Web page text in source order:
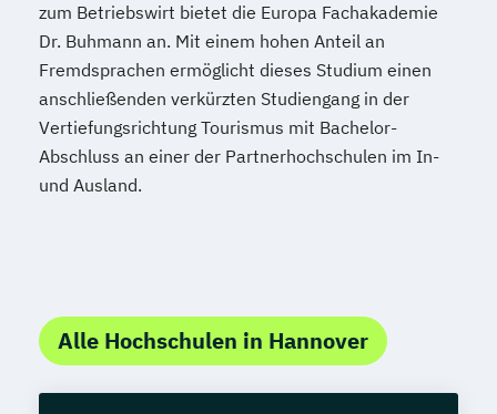
zum Betriebswirt bietet die Europa Fachakademie
Dr. Buhmann an. Mit einem hohen Anteil an
Fremdsprachen ermöglicht dieses Studium einen
anschließenden verkürzten Studiengang in der
Vertiefungsrichtung Tourismus mit Bachelor-
Abschluss an einer der Partnerhochschulen im In-
und Ausland.
Alle Hochschulen in Hannover